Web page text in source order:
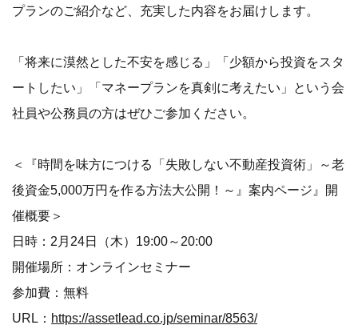
プランのご紹介など、充実した内容をお届けします。
「将来に漠然とした不安を感じる」「少額から投資をスタ
ートしたい」「マネープランを真剣に考えたい」という会
社員や公務員の方はぜひご参加ください。
＜『時間を味方につける「失敗しない不動産投資術」～老
後資金5,000万円を作る方法大公開！～』案内ページ』開
催概要＞
日時：2月24日（木）19:00～20:00
開催場所：オンラインセミナー
参加費：無料
URL： https://assetlead.co.jp/seminar/8563/